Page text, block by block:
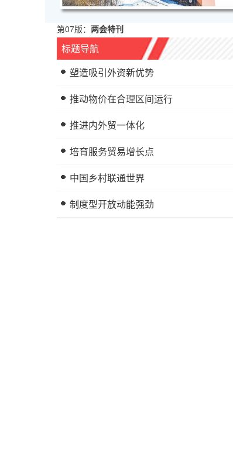
第07版： 两会特刊
标题导航
塑造吸引外资新优势
推动物价在合理区间运行
推进内外贸一体化
培育服务贸易增长点
中国乡村联通世界
制度型开放动能强劲